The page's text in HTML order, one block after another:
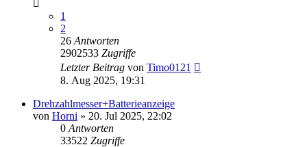
1
2
26 Antworten
2902533 Zugriffe
Letzter Beitrag von Timo0121
8. Aug 2025, 19:31
Drehzahlmesser+Batterieanzeige
von Horni » 20. Jul 2025, 22:02
0 Antworten
33522 Zugriffe